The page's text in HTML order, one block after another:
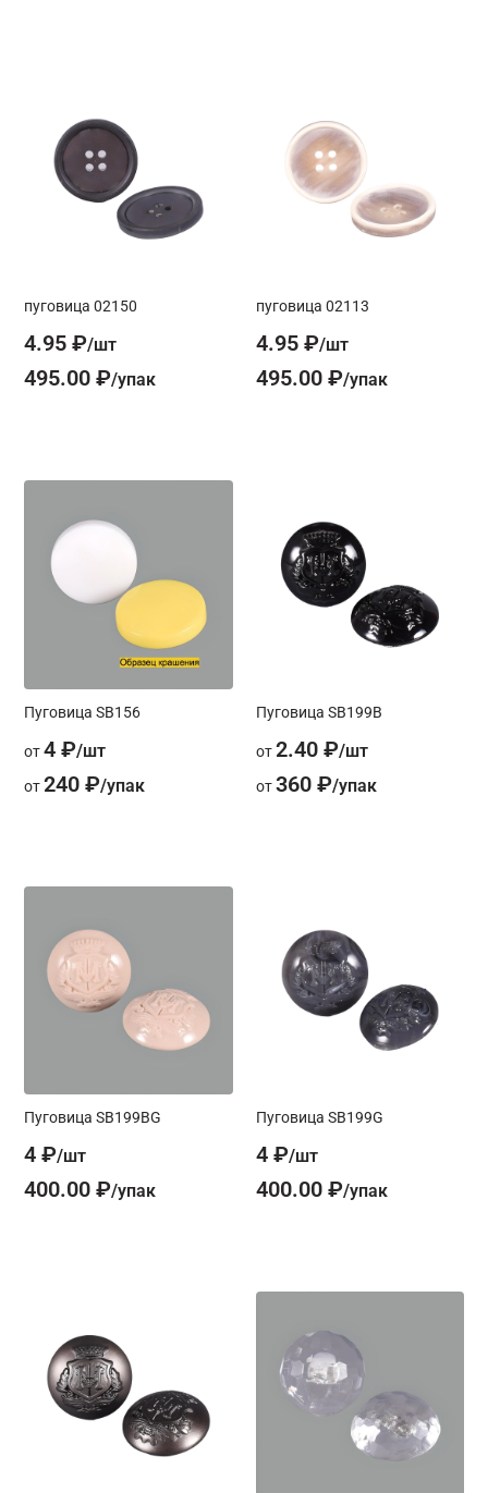
пуговица 02150
4.95 ₽
495.00 ₽
пуговица 02113
4.95 ₽
495.00 ₽
Пуговица SB156
от4 ₽
от240 ₽
Пуговица SB199B
от 2.40 ₽
от 360 ₽
Пуговица SB199BG
4 ₽
400.00 ₽
Пуговица SB199G
4 ₽
400.00 ₽